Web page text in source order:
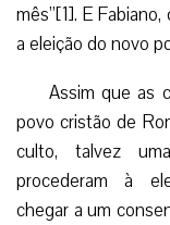
mês”[1]. E
a eleição do novo
Assim que as
povo cristão de
culto, talvez
procederam à
chegar a um